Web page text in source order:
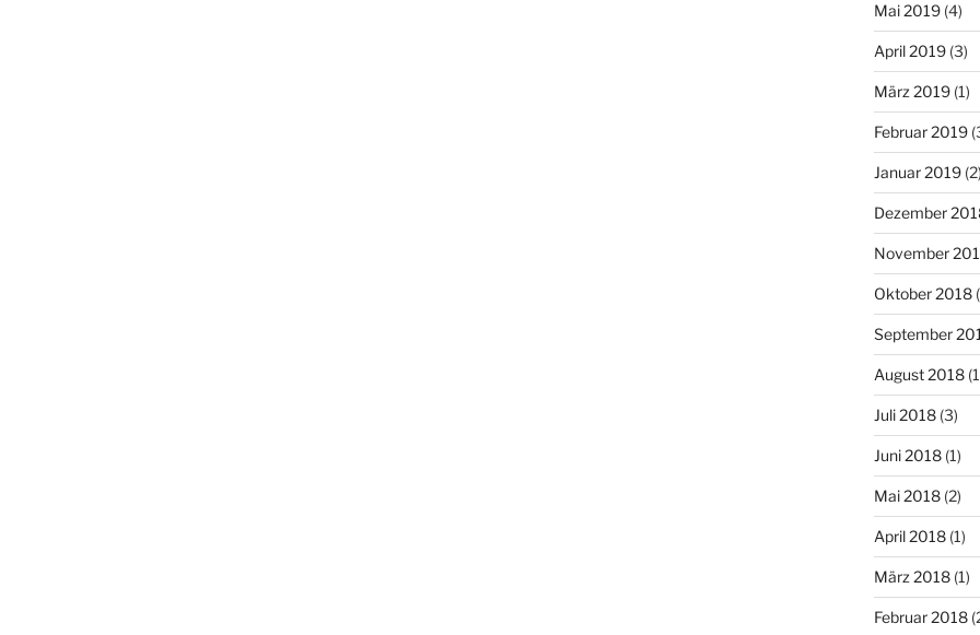
Mai 2019(4)
April 2019(3)
März 2019(1)
Februar 2019
Januar 2019(2)
Dezember
November
Oktober 2018
September
August 2018
Juli 2018(3)
Juni 2018(1)
Mai 2018(2)
April 2018(1)
März 2018(1)
Februar 2018